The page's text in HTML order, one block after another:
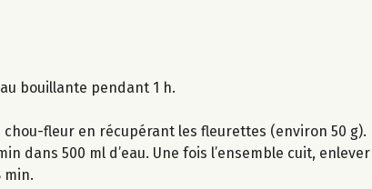
bouillante pendant 1 h.
fleur en récupérant les fleurettes (environ 50 g).
dans 500 ml d’eau. Une fois l’ensemble cuit, enlever
min.